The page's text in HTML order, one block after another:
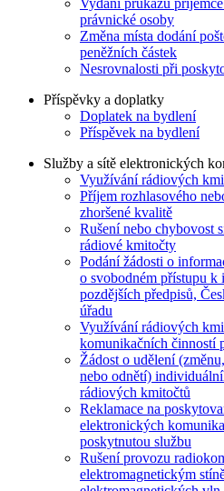
právnické osoby
Změna místa dodání
peněžních částek
Nesrovnalosti při
Příspěvky a doplatky
Doplatek na bydlení
Příspěvek na bydlení
Služby a sítě elektronických
Využívání rádiových
Příjem rozhlasového
zhoršené kvalitě
Rušení nebo chybovost
rádiové kmitočty
Podání žádosti o
o svobodném přístupu k
pozdějších předpisů,
úřadu
Využívání rádiových
komunikačních činností
Žádost o udělení
nebo odnětí)
rádiových kmitočtů
Reklamace na
elektronických
poskytnutou službu
Rušení provozu
elektromagnetickým